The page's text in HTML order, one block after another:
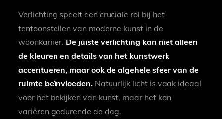
Verlichting speelt een cruciale rol bij het
tentoonstellen van moderne kunst in de
woonkamer. De juiste verlichting kan niet alleen
de kleuren en details van het kunstwerk
accentueren, maar ook de algehele sfeer van de
ruimte beïnvloeden. Natuurlijk licht is vaak ideaal
voor het bekijken van kunst, maar het kan
variëren gedurende de dag.